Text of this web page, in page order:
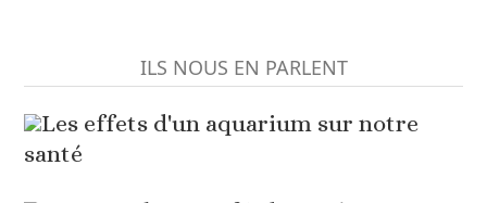
ILS NOUS EN PARLENT
Les effets d'un aquarium sur notre
santé